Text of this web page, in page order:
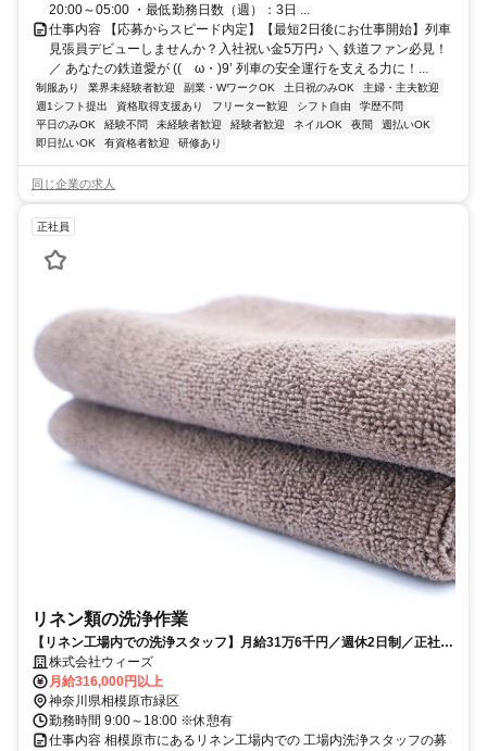
20:00～05:00 ・最低勤務日数（週）：3日 ...
仕事内容 【応募からスピード内定】【最短2日後にお仕事開始】列車
見張員デビューしませんか？入社祝い金5万円♪ ＼ 鉄道ファン必見！
／ あなたの鉄道愛が ((ゝω・)9’ 列車の安全運行を支える力に！...
制服あり 業界未経験者歓迎 副業・WワークOK 土日祝のみOK
主婦・主夫歓迎
週1シフト提出
資格取得支援あり フリーター歓迎 シフト自由
学歴不問
平日のみOK
経験不問 未経験者歓迎 経験者歓迎 ネイルOK 夜間
週払いOK
即日払いOK
有資格者歓迎 研修あり
同じ企業の求人
正社員
リネン類の洗浄作業
【リネン工場内での洗浄スタッフ】月給31万6千円／週休2日制／正社員
で長期安定！
株式会社ウィーズ
月給316,000円以上
神奈川県相模原市緑区
勤務時間 9:00～18:00 ※休憩有
仕事内容 相模原市にあるリネン工場内での 工場内洗浄スタッフの募